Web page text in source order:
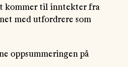
kommer til inntekter fra
med utfordrere som
oppsummeringen på